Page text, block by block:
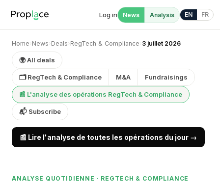
Log in News Analysis EN FR
Home› News› Deals› RegTech & Compliance› 3 juillet 2026
🌍 All deals
🗂 RegTech & Compliance M&A Fundraisings
📰 L'analyse des opérations RegTech & Compliance
📬 Subscribe
📰 Lire l'analyse de toutes les opérations du jour →
ANALYSE QUOTIDIENNE · REGTECH & COMPLIANCE